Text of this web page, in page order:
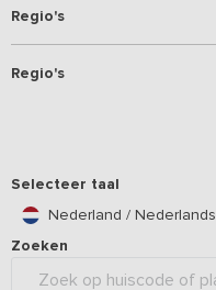
Regio's
Regio's
Selecteer taal
Nederland / Nederlands
Zoeken